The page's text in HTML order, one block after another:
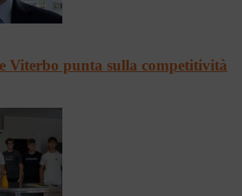
Viterbo punta sulla competitività